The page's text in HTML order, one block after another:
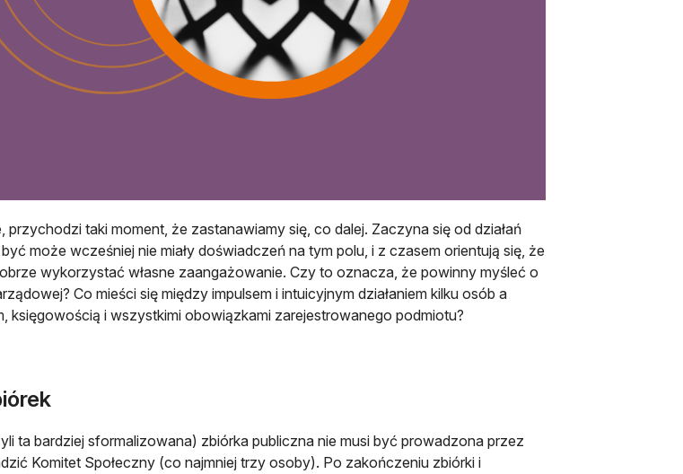
przychodzi taki moment, że zastanawiamy się, co dalej. Zaczyna się od działań
może wcześniej nie miały doświadczeń na tym polu, i z czasem orientują się, że
wykorzystać własne zaangażowanie. Czy to oznacza, że powinny myśleć o
Co mieści się między impulsem i intuicyjnym działaniem kilku osób a
księgowością i wszystkimi obowiązkami zarejestrowanego podmiotu?
ta bardziej sformalizowana) zbiórka publiczna nie musi być prowadzona przez
Komitet Społeczny (co najmniej trzy osoby). Po zakończeniu zbiórki i